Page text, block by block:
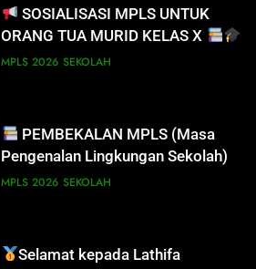
SOSIALISASI MPLS UNTUK
ORANG TUA MURID KELAS X
MPLS 2026 SEKOLAH
PEMBEKALAN MPLS (Masa
Pengenalan Lingkungan Sekolah)
MPLS 2026 SEKOLAH
Selamat kepada Lathifa